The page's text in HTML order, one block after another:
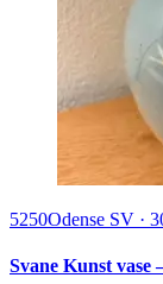
5250Odense SV ·
Svane Kunst vase